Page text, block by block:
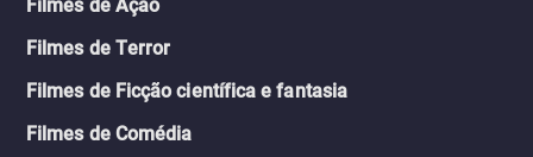
Filmes de Ação
Filmes de Terror
Filmes de Ficção científica e fantasia
Filmes de Comédia